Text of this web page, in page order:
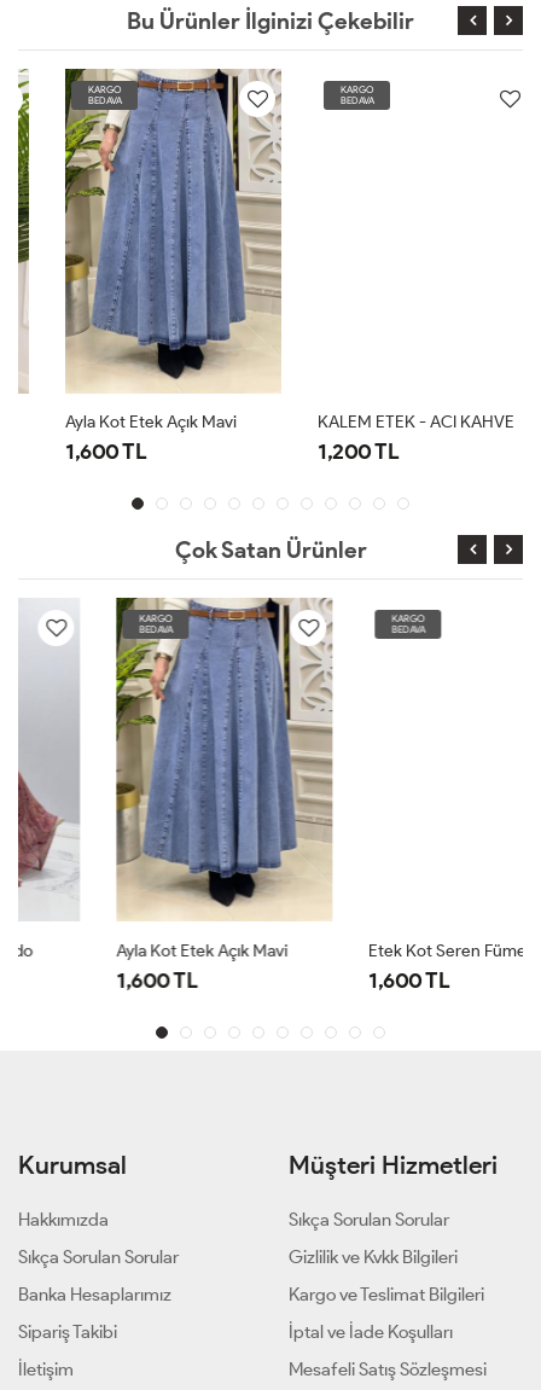
Bu Ürünler İlginizi Çekebilir
KARGO
BEDAVA
Ayla Kot Etek Açık Mavi
1,600 TL
KARGO
BEDAVA
KALEM ETEK - ACI KAHVE
1,200 TL
Çok Satan Ürünler
KARGO
BEDAVA
Ayla Kot Etek Açık Mavi
KARGO
BEDAVA
Etek Kot Seren Füme
Kurumsal
Hakkımızda
Sıkça Sorulan Sorular
Banka Hesaplarımız
Sipariş Takibi
İletişim
Müşteri Hizmetleri
Sıkça Sorulan Sorular
Gizlilik ve Kvkk Bilgileri
Kargo ve Teslimat Bilgileri
İptal ve İade Koşulları
Mesafeli Satış Sözleşmesi